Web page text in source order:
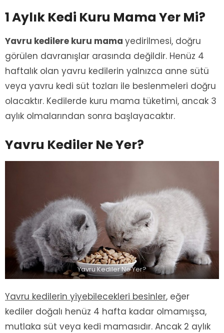
1 Aylık Kedi Kuru Mama Yer Mi?
Yavru kedilere kuru mama yedirilmesi, doğru
görülen davranışlar arasında değildir. Henüz 4
haftalık olan yavru kedilerin yalnızca anne sütü
veya yavru kedi süt tozları ile beslenmeleri doğru
olacaktır. Kedilerde kuru mama tüketimi, ancak 3
aylık olmalarından sonra başlayacaktır.
Yavru Kediler Ne Yer?
Yavru Kediler Ne Yer?
Yavru kedilerin yiyebilecekleri besinler, eğer
kediler doğalı henüz 4 hafta kadar olmamışsa,
mutlaka süt veya kedi mamasıdır. Ancak 2 aylık